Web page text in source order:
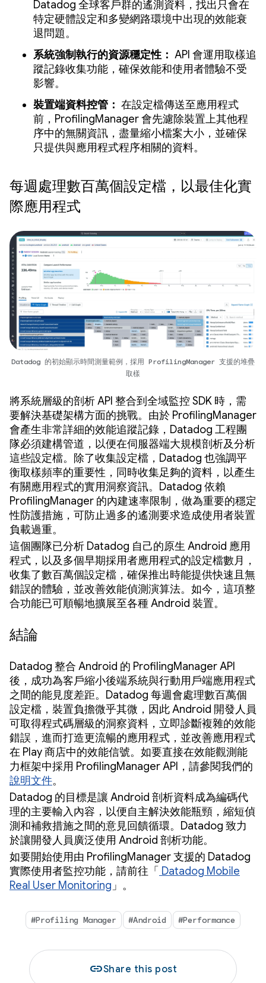
Datadog 全球客戶群的遙測資料，找出只會在
特定硬體設定和多變網路環境中出現的效能衰
退問題。
系統強制執行的資源穩定性： API 會運用取樣追
蹤記錄收集功能，確保效能和使用者體驗不受
影響。
裝置端資料控管： 在設定檔傳送至應用程式
前，ProfilingManager 會先濾除裝置上其他程
序中的無關資訊，盡量縮小檔案大小，並確保
只提供與應用程式程序相關的資料。
每週處理數百萬個設定檔，以最佳化實
際應用程式
Datadog 的初始顯示時間測量範例，採用 ProfilingManager 支援的堆疊
取樣
將系統層級的剖析 API 整合到全域監控 SDK 時，需
要解決基礎架構方面的挑戰。由於 ProfilingManager
會產生非常詳細的效能追蹤記錄，Datadog 工程團
隊必須建構管道，以便在伺服器端大規模剖析及分析
這些設定檔。除了收集設定檔，Datadog 也強調平
衡取樣頻率的重要性，同時收集足夠的資料，以產生
有關應用程式的實用洞察資訊。Datadog 依賴
ProfilingManager 的內建速率限制，做為重要的穩定
性防護措施，可防止過多的遙測要求造成使用者裝置
負載過重。
這個團隊已分析 Datadog 自己的原生 Android 應用
程式，以及多個早期採用者應用程式的設定檔數月，
收集了數百萬個設定檔，確保推出時能提供快速且無
錯誤的體驗，並改善效能偵測演算法。如今，這項整
合功能已可順暢地擴展至各種 Android 裝置。
結論
Datadog 整合 Android 的 ProfilingManager API
後，成功為客戶縮小後端系統與行動用戶端應用程式
之間的能見度差距。Datadog 每週會處理數百萬個
設定檔，裝置負擔微乎其微，因此 Android 開發人員
可取得程式碼層級的洞察資料，立即診斷複雜的效能
錯誤，進而打造更流暢的應用程式，並改善應用程式
在 Play 商店中的效能信號。如要直接在效能觀測能
力框架中採用 ProfilingManager API，請參閱我們的
說明文件。
Datadog 的目標是讓 Android 剖析資料成為編碼代
理的主要輸入內容，以便自主解決效能瓶頸，縮短偵
測和補救措施之間的意見回饋循環。Datadog 致力
於讓開發人員廣泛使用 Android 剖析功能。
如要開始使用由 ProfilingManager 支援的 Datadog
實際使用者監控功能，請前往「 Datadog Mobile
Real User Monitoring 」。
#Profiling Manager #Android #Performance
linkShare this post